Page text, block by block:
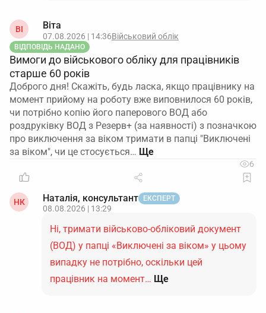
ВІ Віта
07.08.2026 | 14:36Військовий облік
ВІДПОВІДЬ НАДАНО
Вимоги до військового обліку для працівників
старше 60 років
Доброго дня! Скажіть, будь ласка, якщо працівнику на
момент прийому на роботу вже виповнилося 60 років,
чи потрібно копію його паперового ВОД або
роздруківку ВОД з Резерв+ (за наявності) з позначкою
про виключення за віком тримати в папці "Виключені
за віком", чи це стосується…
6
НК Наталія, консультант ЕКСПЕРТ
08.08.2026 | 13:29
Ні, тримати військово-обліковий документ
(ВОД) у папці «Виключені за віком» у цьому
випадку не потрібно, оскільки цей
працівник на момент… Ще